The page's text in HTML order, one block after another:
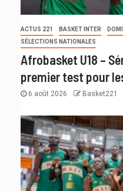
ACTUS 221 BASKET INTER
SÉLECTIONS NATIONALES
Afrobasket U18 –
premier test pour
6 août 2026 Basket221